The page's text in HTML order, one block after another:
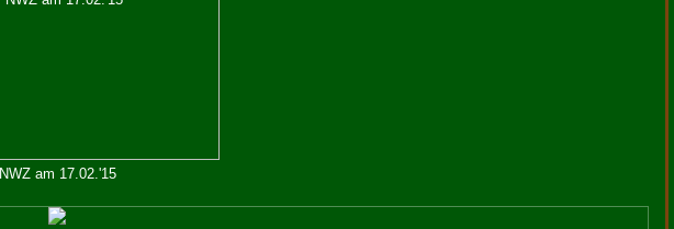
NWZ am 17.02.'15